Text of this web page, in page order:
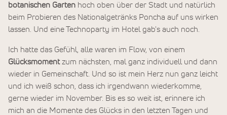
botanischen Garten hoch oben über der Stadt und natürlich
beim Probieren des Nationalgetränks Poncha auf uns wirken
lassen. Und eine Technoparty im Hotel gab's auch noch.
Ich hatte das Gefühl, alle waren im Flow, von einem
Glücksmomentzum nächsten, mal ganz individuell und dann
wieder in Gemeinschaft. Und so ist mein Herz nun ganz leicht
und ich weiß schon, dass ich irgendwann wiederkomme,
gerne wieder im November. Bis es so weit ist, erinnere ich
mich an die Momente des Glücks in den letzten Tagen und